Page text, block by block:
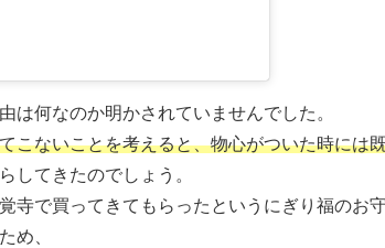
は何なのか明かされていませんでした。
こないことを考えると、物心がついた時には
してきたのでしょう。
寺で買ってきてもらったというにぎり福のお守
め、